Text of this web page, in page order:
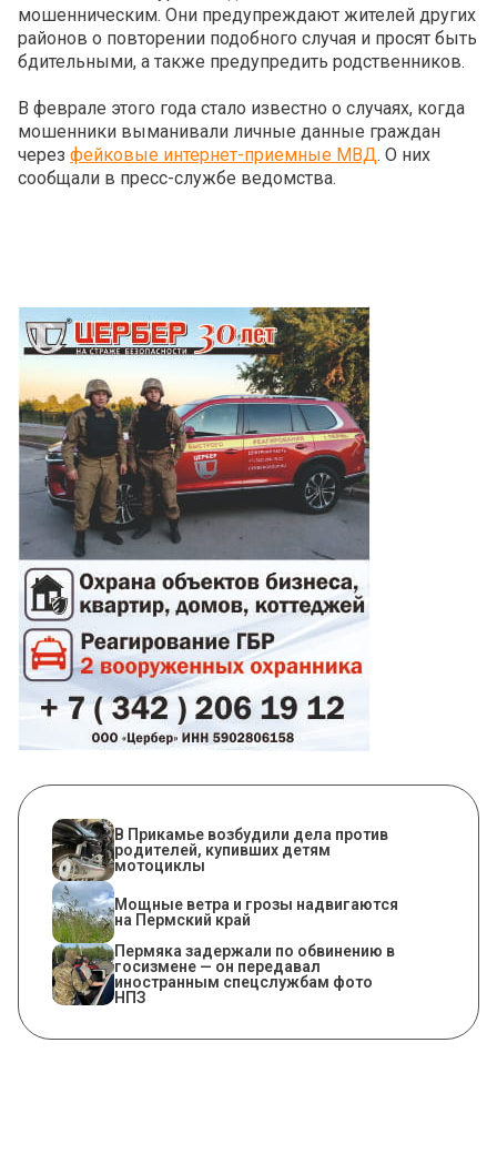
мошенническим. Они предупреждают жителей других
районов о повторении подобного случая и просят быть
бдительными, а также предупредить родственников.
В феврале этого года стало известно о случаях, когда
мошенники выманивали личные данные граждан
через фейковые интернет-приемные МВД. О них
сообщали в пресс-службе ведомства.
В Прикамье возбудили дела против
родителей, купивших детям
мотоциклы
Мощные ветра и грозы надвигаются
на Пермский край
Пермяка задержали по обвинению в
госизмене — он передавал
иностранным спецслужбам фото
НПЗ